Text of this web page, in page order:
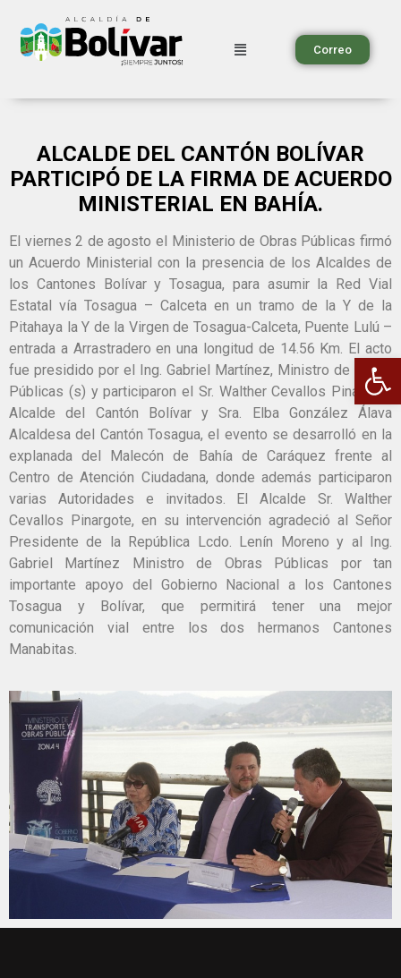
Correo
ALCALDE DEL CANTÓN BOLÍVAR
PARTICIPÓ DE LA FIRMA DE ACUERDO
MINISTERIAL EN BAHÍA.
El viernes 2 de agosto el Ministerio de Obras Públicas firmó
un Acuerdo Ministerial con la presencia de los Alcaldes de
los Cantones Bolívar y Tosagua, para asumir la Red Vial
Estatal vía Tosagua – Calceta en un tramo de la Y de la
Pitahaya la Y de la Virgen de Tosagua-Calceta, Puente Lulú –
entrada a Arrastradero en una longitud de 14.56 Km. El acto
fue presidido por el Ing. Gabriel Martínez, Ministro de Obras
Públicas (s) y participaron el Sr. Walther Cevallos Pinargote
Alcalde del Cantón Bolívar y Sra. Elba González Álava
Alcaldesa del Cantón Tosagua, el evento se desarrolló en la
explanada del Malecón de Bahía de Caráquez frente al
Centro de Atención Ciudadana, donde además participaron
varias Autoridades e invitados. El Alcalde Sr. Walther
Cevallos Pinargote, en su intervención agradeció al Señor
Presidente de la República Lcdo. Lenín Moreno y al Ing.
Gabriel Martínez Ministro de Obras Públicas por tan
importante apoyo del Gobierno Nacional a los Cantones
Tosagua y Bolívar, que permitirá tener una mejor
comunicación vial entre los dos hermanos Cantones
Manabitas.